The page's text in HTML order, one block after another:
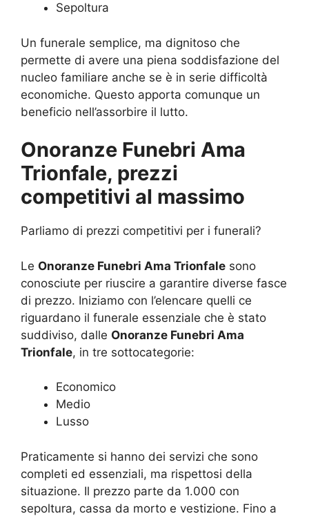
Sepoltura
Un funerale semplice, ma dignitoso che
permette di avere una piena soddisfazione del
nucleo familiare anche se è in serie difficoltà
economiche. Questo apporta comunque un
beneficio nell’assorbire il lutto.
Onoranze Funebri Ama
Trionfale, prezzi
competitivi al massimo
Parliamo di prezzi competitivi per i funerali?
Le Onoranze Funebri Ama Trionfale sono
conosciute per riuscire a garantire diverse fasce
di prezzo. Iniziamo con l’elencare quelli ce
riguardano il funerale essenziale che è stato
suddiviso, dalle Onoranze Funebri Ama
Trionfale, in tre sottocategorie:
Economico
Medio
Lusso
Praticamente si hanno dei servizi che sono
completi ed essenziali, ma rispettosi della
situazione. Il prezzo parte da 1.000 con
sepoltura, cassa da morto e vestizione. Fino a